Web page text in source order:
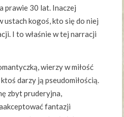
prawie 30 lat. Inaczej
ustach kogoś, kto się do niej
I to właśnie w tej narracji
wierzy w miłość
darzy ją pseudomiłością.
zbyt pruderyjna,
fantazji